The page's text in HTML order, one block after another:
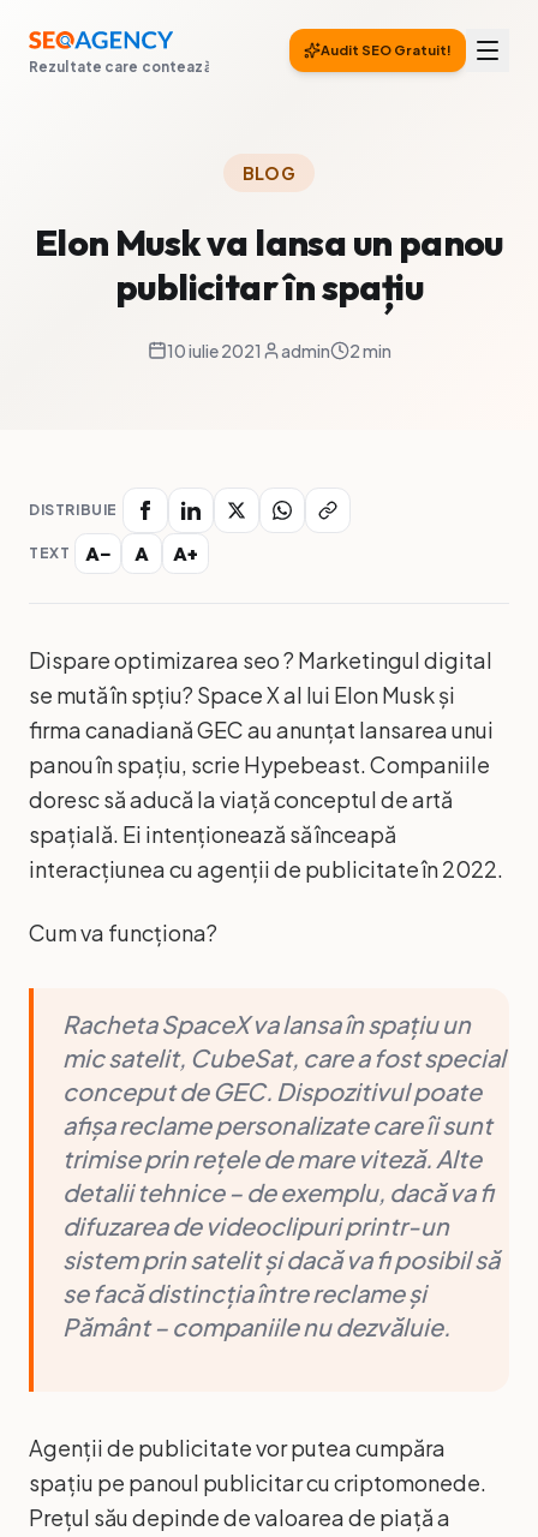
Rezultate care contează
Audit SEO Gratuit!
BLOG
Elon Musk va lansa un panou
publicitar în spațiu
10 iulie 2021 admin 2 min
DISTRIBUIE
TEXT A− A A+
Dispare optimizarea seo ? Marketingul digital
se mută în spțiu? Space X al lui Elon Musk și
firma canadiană GEC au anunțat lansarea unui
panou în spațiu, scrie Hypebeast. Companiile
doresc să aducă la viață conceptul de artă
spațială. Ei intenționează să înceapă
interacțiunea cu agenții de publicitate în 2022.
Cum va funcționa?
Racheta SpaceX va lansa în spațiu un
mic satelit, CubeSat, care a fost special
conceput de GEC. Dispozitivul poate
afișa reclame personalizate care îi sunt
trimise prin rețele de mare viteză. Alte
detalii tehnice – de exemplu, dacă va fi
difuzarea de videoclipuri printr-un
sistem prin satelit și dacă va fi posibil să
se facă distincția între reclame și
Pământ – companiile nu dezvăluie.
Agenții de publicitate vor putea cumpăra
spațiu pe panoul publicitar cu criptomonede.
Prețul său depinde de valoarea de piață a